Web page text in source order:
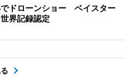
ドローンショー ベイスター
界記録認定